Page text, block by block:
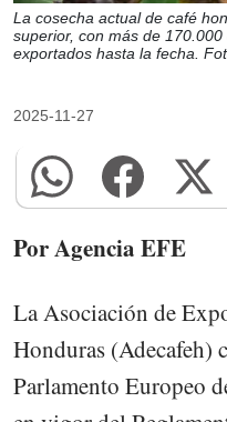
La cosecha actual de café
superior, con más de
exportados hasta la fecha.
2025-11-27
Por Agencia EFE
La Asociación de
Honduras (Adecafeh)
Parlamento Europeo